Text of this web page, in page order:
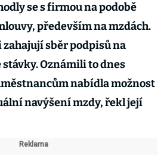
se s firmou na podobě
především na mzdách.
sběr podpisů na
Oznámili to dnes
nabídla možnost
navýšení mzdy, řekl její